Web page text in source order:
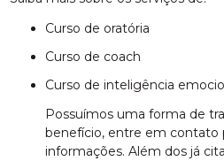
curso de oratória
curso de coach
curso de inteligência
Possuímos uma forma de
benefício, entre em contato
informações. Além dos já